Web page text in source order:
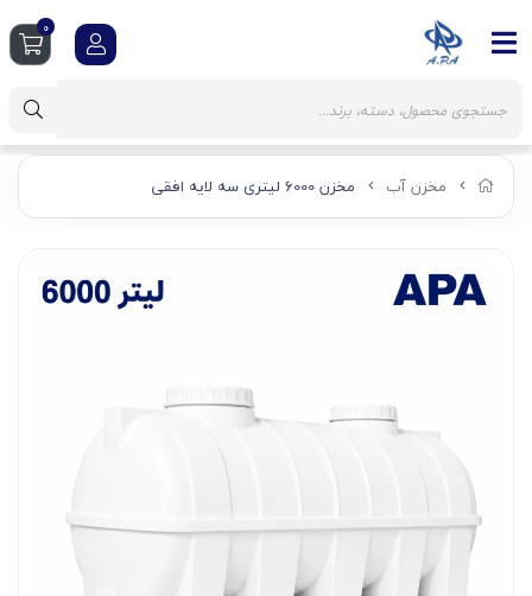
مخزن آب مخزن 6000 لیتری سه لایه افقی
0